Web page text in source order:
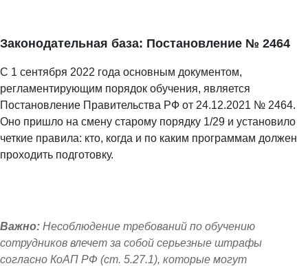
Законодательная база: Постановление № 2464
С 1 сентября 2022 года основным документом,
регламентирующим порядок обучения, является
Постановление Правительства РФ от 24.12.2021 № 2464.
Оно пришло на смену старому порядку 1/29 и установило
четкие правила: кто, когда и по каким программам должен
проходить подготовку.
Важно: Несоблюдение требований по обучению
сотрудников влечет за собой серьезные штрафы
согласно КоАП РФ (ст. 5.27.1), которые могут